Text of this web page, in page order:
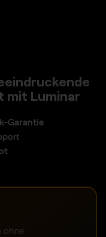
mit Luminar
Garantie
ohne